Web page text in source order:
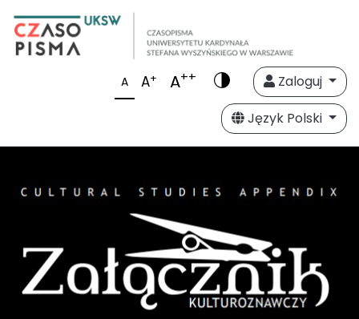
A A+ A++
Zaloguj
Język Polski